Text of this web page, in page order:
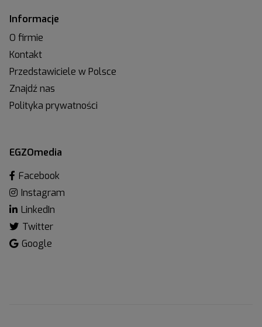
Informacje
O firmie
Kontakt
Przedstawiciele w Polsce
Znajdź nas
Polityka prywatności
EGZOmedia
Facebook
Instagram
LinkedIn
Twitter
Google